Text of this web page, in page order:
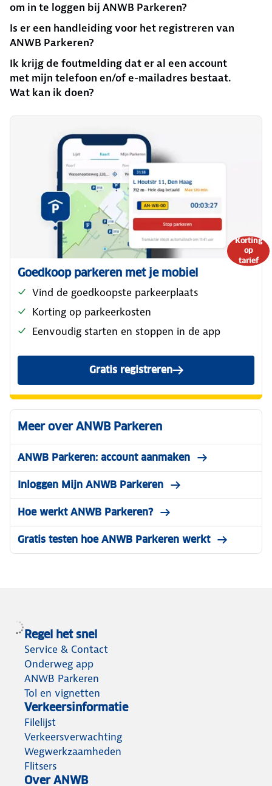
om in te loggen bij ANWB Parkeren?
Is er een handleiding voor het registreren van
ANWB Parkeren?
Ik krijg de foutmelding dat er al een account
met mijn telefoon en/of e-mailadres bestaat.
Wat kan ik doen?
Korting
op
tarief
Goedkoop parkeren met je mobiel
Vind de goedkoopste parkeerplaats
Korting op parkeerkosten
Eenvoudig starten en stoppen in de app
Gratis registrerenGratis registreren
Meer over ANWB Parkeren
ANWB Parkeren: account aanmaken
Inloggen Mijn ANWB Parkeren
Hoe werkt ANWB Parkeren?
Gratis testen hoe ANWB Parkeren werkt
Regel het snel
Service & Contact
Onderweg app
ANWB Parkeren
Tol en vignetten
Verkeersinformatie
Filelijst
Verkeersverwachting
Wegwerkzaamheden
Flitsers
Over ANWB